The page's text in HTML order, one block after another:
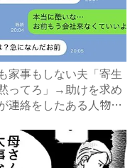
家事もしない夫「寄生
ってろ」→助けを求め
連絡をしたある人物と